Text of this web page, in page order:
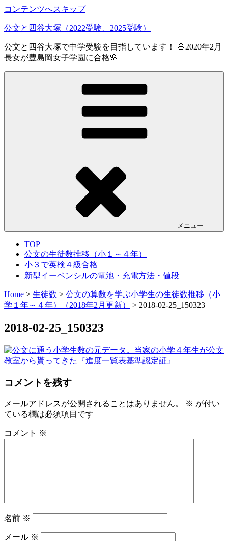
コンテンツへスキップ
公文と四谷大塚（2022受験、2025受験）
公文と四谷大塚で中学受験を目指しています！ 🌸2020年2月
長女が豊島岡女子学園に合格🌸
メニュー
TOP
公文の生徒数推移（小１～４年）
小３で英検４級合格
新型イーペンシルの電池・充電方法・値段
Home > 生徒数 > 公文の算数を学ぶ小学生の生徒数推移（小
学１年～４年）（2018年2月更新）
> 2018-02-25_150323
2018-02-25_150323
コメントを残す
メールアドレスが公開されることはありません。 ※ が付い
ている欄は必須項目です
コメント ※
名前 ※
メール ※